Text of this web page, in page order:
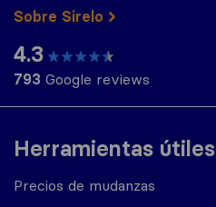
Herramientas útiles
Precios de mudanzas
Sobre Sirelo
4.3
793 Google reviews